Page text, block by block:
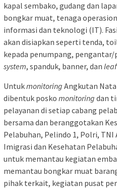
kapal sembako, gudang dan
bongkar muat, tenaga
informasi dan teknologi (IT).
akan disiapkan seperti tenda,
kepada penumpang,
system, spanduk, banner, dan
Untukmonitoring Angkutan
dibentuk posko monitoring dan
pelayanan di setiap cabang
bersama dan beranggotakan
Pelabuhan, Pelindo 1, Polri, TNI
Imigrasi dan Kesehatan
untuk memantau kegiatan
memantau bongkar muat
pihak terkait, kegiatan pusat